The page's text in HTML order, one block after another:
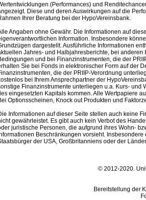
(Performances) und
Diese und deren Auswirkungen auf die
Ihrer Beratung bei der HypoVereinsbank.
Angaben ohne Gewähr. Die Informationen auf
Information. Insbesondere
dargestellt. Ausführliche Informationen
Jahres- und Halbjahresberichte, bei
und bei Finanzinstrumenten, die der
Sie bei Fonds in elektronischer Form auf der
die der PRIIP-Verordnung
bei Ihrem Ansprechpartner der
Finanzinstrumente unterliegen u.a. Kurs-
eingesetzten Kapitals kommen. Alle Wertpapiere
Optionsscheinen, Knock out Produkten und
Informationen auf dieser Seite stellen auch keine
gewährleistet. Es gibt auch kein Verbot des
juristische Personen, die aufgrund ihres Wohn-
Beschränkungen vorsieht.
der USA, Großbritanniens oder der
© 2012-2020.
Bereitstellung der